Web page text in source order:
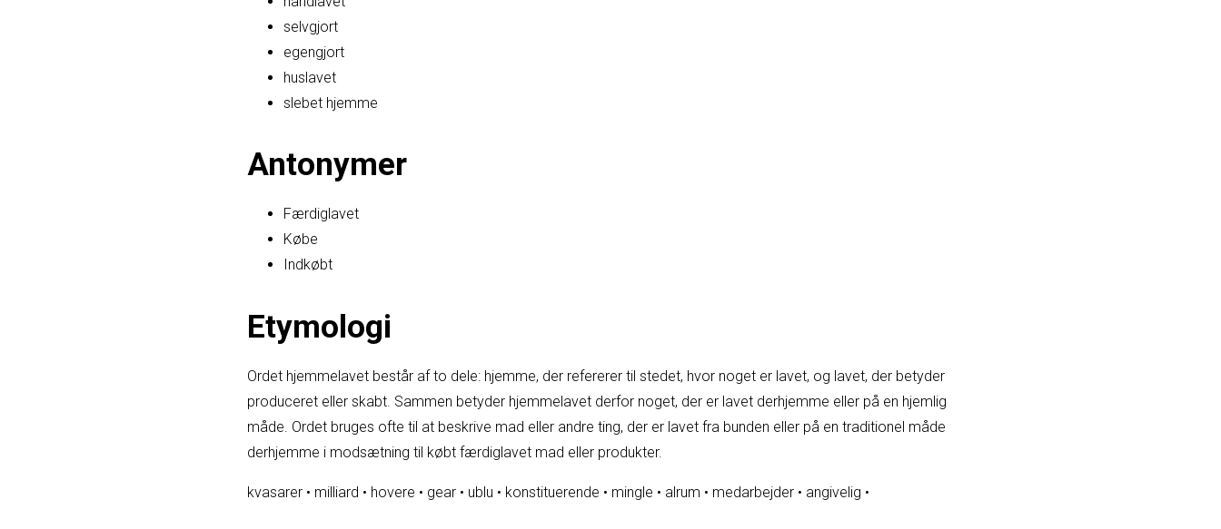
selvgjort
egengjort
huslavet
slebet hjemme
Antonymer
Færdiglavet
Købe
Indkøbt
Etymologi
Ordet hjemmelavet består af to dele: hjemme, der refererer til stedet, hvor noget er lavet, og lavet, der betyder
produceret eller skabt. Sammen betyder hjemmelavet derfor noget, der er lavet derhjemme eller på en hjemlig
måde. Ordet bruges ofte til at beskrive mad eller andre ting, der er lavet fra bunden eller på en traditionel måde
derhjemme i modsætning til købt færdiglavet mad eller produkter.
kvasarer • milliard • hovere • gear • ublu • konstituerende • mingle • alrum • medarbejder • angivelig •